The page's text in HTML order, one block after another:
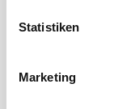
Statistiken
Marketing
September 2019
Juli 2019